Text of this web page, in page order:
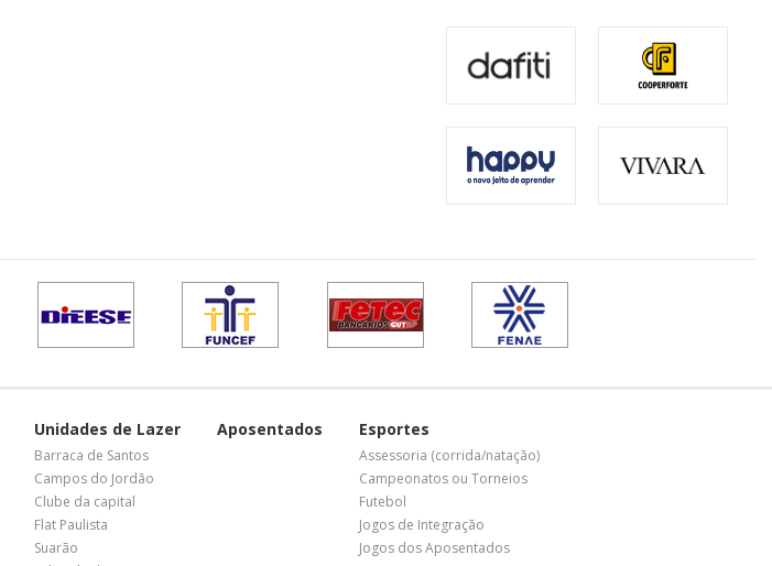
Unidades de Lazer
Barraca de Santos
Campos do Jordão
Clube da capital
Flat Paulista
Suarão
Aposentados Esportes
Assessoria (corrida/natação)
Campeonatos ou Torneios
Futebol
Jogos de Integração
Jogos dos Aposentados